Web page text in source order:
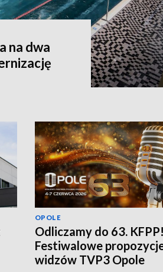
na dwa
OPOLE
Odliczamy do 63. KFPP!
Festiwalowe
widzów TVP3 Opole